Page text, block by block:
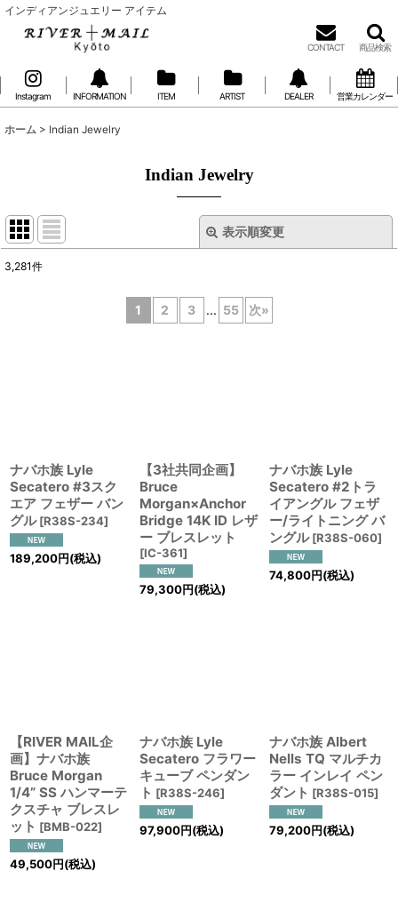
インディアンジュエリー アイテム
CONTACT 商品検索
Instagram INFORMATION ITEM ARTIST DEALER 営業カレンダー
ホーム > Indian Jewelry
Indian Jewelry
表示順変更
絞り込む
3,281件
1 2 3 ... 55 次»
ナバホ族 Lyle
Secatero #3スク
エア フェザー バン
グル [R38S-234]
189,200円(税込)
【3社共同企画】
Bruce
Morgan×Anchor
Bridge 14K ID レザ
ー ブレスレット
[IC-361]
79,300円(税込)
ナバホ族 Lyle
Secatero #2トラ
イアングル フェザ
ー/ライトニング バ
ングル [R38S-060]
74,800円(税込)
【RIVER MAIL企
画】ナバホ族
Bruce Morgan
1/4” SS ハンマーテ
クスチャ ブレスレ
ット [BMB-022]
49,500円(税込)
ナバホ族 Lyle
Secatero フラワー
キューブ ペンダン
ト [R38S-246]
97,900円(税込)
ナバホ族 Albert
Nells TQ マルチカ
ラー インレイ ペン
ダント [R38S-015]
79,200円(税込)